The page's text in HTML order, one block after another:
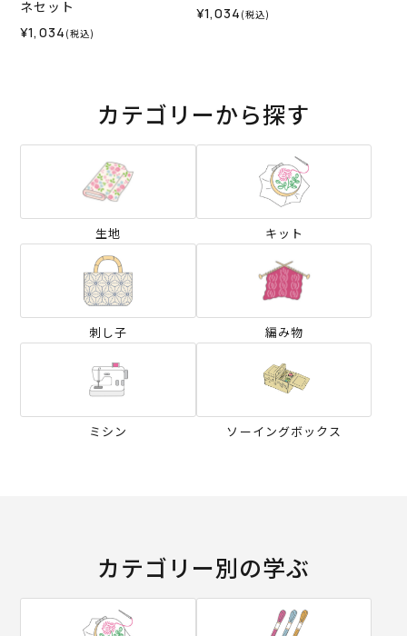
ネセット
¥1,034 (税込)
¥1,034 (税込)
カテゴリーから探す
生地 キット
刺し子 編み物
ミシン ソーイングボックス
カテゴリー別の学ぶ